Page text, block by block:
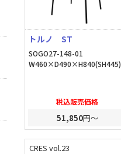
トルノ ST
SOGO27-148-01
W460×D490×H840(SH445)
税込販売価格
51,850円～
CRES vol.23